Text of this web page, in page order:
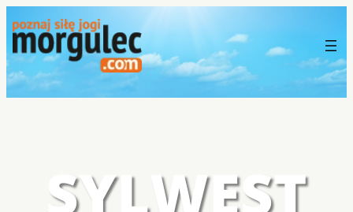
SYLWEST